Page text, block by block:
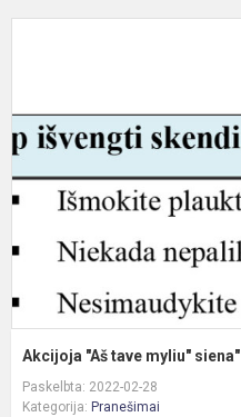
Akcijoja "Aš tave myliu" siena"
Paskelbta: 2022-02-28
Kategorija: Pranešimai